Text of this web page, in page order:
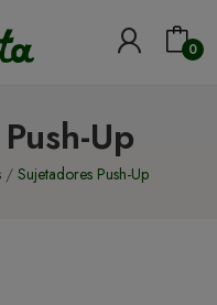
0
Up
Sujetadores Push-Up